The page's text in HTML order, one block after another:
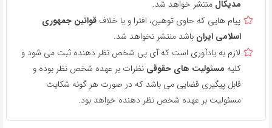
مدیکال منتشر خواهد شد.
پیام هایی که حاوی توهین، افترا و یا خلاف قوانین جمهوری
اسلامی ایران باشد منتشر نخواهد شد.
لازم به یادآوری است که آی پی شخص نظر دهنده ثبت می شود و
کلیه مسئولیت های حقوقی نظرات بر عهده شخص نظر بوده و
قابل پیگیری قضایی می باشد که در صورت هر گونه شکایت
مسئولیت بر عهده شخص نظر دهنده خواهد بود.